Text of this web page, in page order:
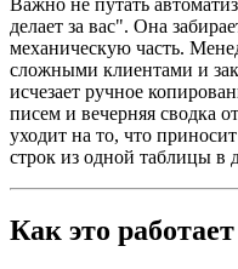
делает за вас". Она
механическую часть.
сложными клиентами и
исчезает ручное
писем и вечерняя сводка
уходит на то, что
строк из одной таблицы в
Как это